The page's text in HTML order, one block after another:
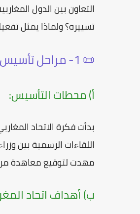
التعاون بين الدول
تسييره؟ ولماذا يمثل
📜 1- مراحل تأسيس اتحاد المغرب العربي وأهدافه
أ) محطات التأسيس:
بدأت فكرة الاتحاد المغاربي منذ عام
اللقاءات الرسمية بين وزراء المالية
مهدت لتوقيعمعاهدة
ب) أهداف اتحاد